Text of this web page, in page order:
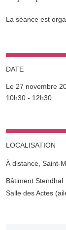
La séance est
DATE
Le 27 novembre
Complément date
10h30 - 12h30
LOCALISATION
À distance, Saint-
Complément lieu
Bâtiment Stendhal
Salle des Actes